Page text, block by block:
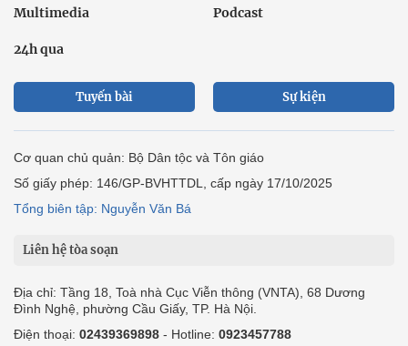
Multimedia Podcast
24h qua
Tuyến bài Sự kiện
Cơ quan chủ quản: Bộ Dân tộc và Tôn giáo
Số giấy phép: 146/GP-BVHTTDL, cấp ngày 17/10/2025
Tổng biên tập: Nguyễn Văn Bá
Liên hệ tòa soạn
Địa chỉ: Tầng 18, Toà nhà Cục Viễn thông (VNTA), 68 Dương
Đình Nghệ, phường Cầu Giấy, TP. Hà Nội.
Điện thoại: 02439369898 - Hotline: 0923457788